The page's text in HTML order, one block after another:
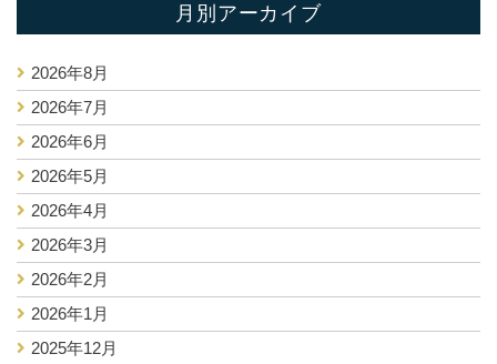
月別アーカイブ
2026年8月
2026年7月
2026年6月
2026年5月
2026年4月
2026年3月
2026年2月
2026年1月
2025年12月